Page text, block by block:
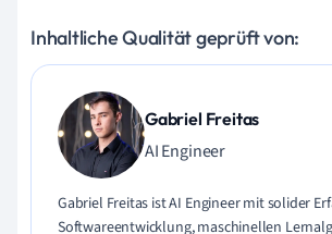
Inhaltliche Qualität geprüft von:
Gabriel Freitas
AI Engineer
Gabriel Freitas ist AI Engineer mit solider
Softwareentwicklung, maschinellen